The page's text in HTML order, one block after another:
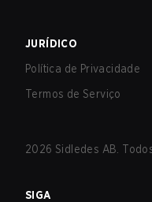
JURÍDICO
Política de Privacidade
Termos de Serviço
2026 Sidledes AB.
SIGA